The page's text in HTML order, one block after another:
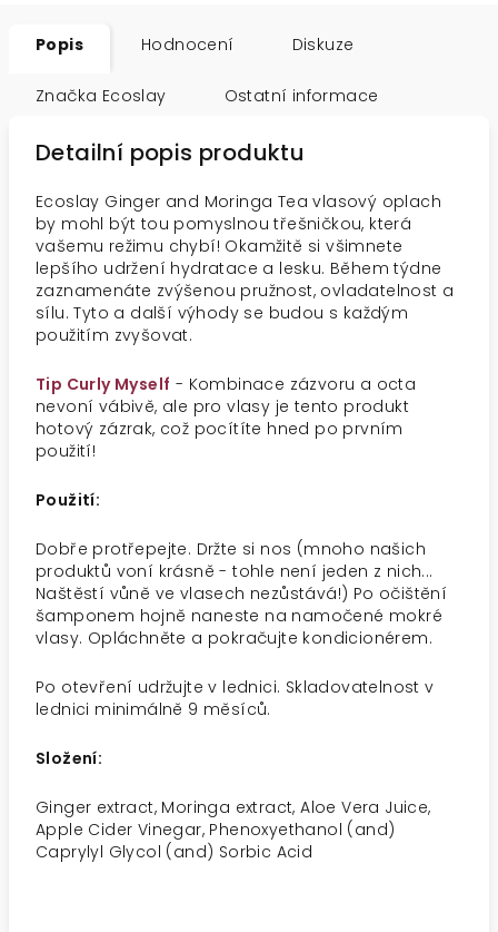
Popis Hodnocení Diskuze
Značka Ecoslay Ostatní informace
Detailní popis produktu
Ecoslay Ginger and Moringa Tea vlasový oplach
by mohl být tou pomyslnou třešničkou, která
vašemu režimu chybí! Okamžitě si všimnete
lepšího udržení hydratace a lesku. Během týdne
zaznamenáte zvýšenou pružnost, ovladatelnost a
sílu. Tyto a další výhody se budou s každým
použitím zvyšovat.
Tip Curly Myself - Kombinace zázvoru a octa
nevoní vábivě, ale pro vlasy je tento produkt
hotový zázrak, což pocítíte hned po prvním
použití!
Použití:
Dobře protřepejte. Držte si nos (mnoho našich
produktů voní krásně - tohle není jeden z nich...
Naštěstí vůně ve vlasech nezůstává!) Po očištění
šamponem hojně naneste na namočené mokré
vlasy. Opláchněte a pokračujte kondicionérem.
Po otevření udržujte v lednici. Skladovatelnost v
lednici minimálně 9 měsíců.
Složení:
Ginger extract, Moringa extract, Aloe Vera Juice,
Apple Cider Vinegar, Phenoxyethanol (and)
Caprylyl Glycol (and) Sorbic Acid